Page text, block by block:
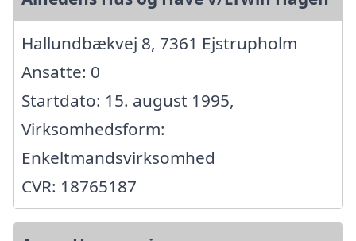
Hallundbækvej 8, 7361 Ejstrupholm
Ansatte: 0
Startdato: 15. august 1995,
Virksomhedsform:
Enkeltmandsvirksomhed
CVR: 18765187